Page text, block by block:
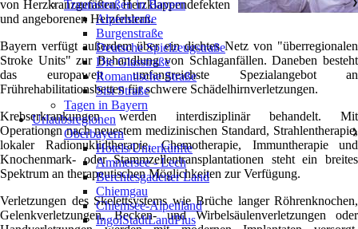
von Herzkranzgefäßen, Herzklappendefekten
und angeborenen Herzfehlern.
Bayern verfügt außerdem über ein dichtes Netz von "überregionalen
Stroke Units" zur Behandlung von Schlaganfällen. Daneben besteht
das europaweit umfangreichste Spezialangebot an
Frührehabilitationsbetten für schwere Schädelhirnverletzungen.
Krebserkrankungen werden interdisziplinär behandelt. Mit
Operationen nach neuestem medizinischen Standard, Strahlentherapie,
lokaler Radionuklidtherapie, Chemotherapie, Immuntherapie und
Knochenmark- oder Stammzellentransplantationen steht ein breites
Spektrum an therapeutischen Möglichkeiten zur Verfügung.
Verletzungen des Skelettsystems wie Brüche langer Röhrenknochen,
Gelenkverletzungen, Becken- und Wirbelsäulenverletzungen oder
Traumstraßen in Bayern
❯
Alpenstraße
Burgenstraße
Deutsche Spielzeugstraße
Die Glasstraße
Romantische Straße
Sisi Straße
Tagen in Bayern
Urlaubsregionen
Oberbayern
❯
Hotels/Unterkünfte
Ammersee - Lech
Berchtesgadener Land
Chiemgau
Chiemsee-Alpenland
IngolStadtLandPlus